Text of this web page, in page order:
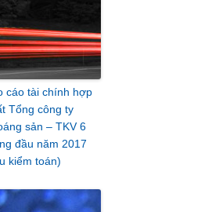
cáo tài chính hợp
Tổng công ty
sản – TKV 6
đầu năm 2017
kiểm toán)